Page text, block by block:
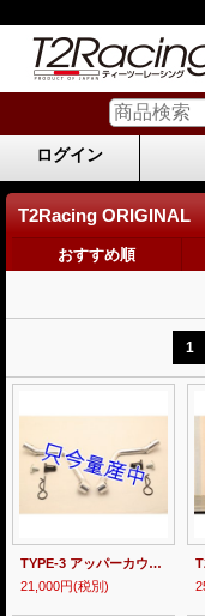
ログイン
T2Racing ORIGINAL
おすすめ順
1
TYPE-3 アッパーカウルステーセット
21,000円(税別)